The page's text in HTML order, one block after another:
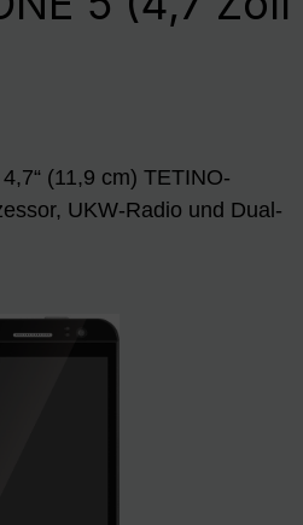
(11,9 cm) TETINO-
UKW-Radio und Dual-